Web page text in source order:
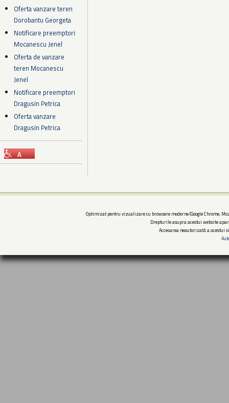
Oferta vanzare teren
Dorobantu Georgeta
Notificare preemptori
Mocanescu Jenel
Oferta de vanzare
teren Mocanescu
Jenel
Notificare preemptori
Dragusin Petrica
Oferta vanzare
Dragusin Petrica
Optimizat pentru vizualizare cu browsere moderne (Google Chrome,
Drepturile asupra acestui website
Accesarea neautorizată a acestui